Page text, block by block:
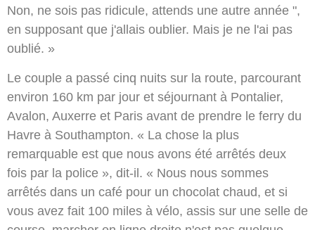
Non, ne sois pas ridicule, attends une autre année ",
en supposant que j'allais oublier. Mais je ne l'ai pas
oublié. »
Le couple a passé cinq nuits sur la route, parcourant
environ 160 km par jour et séjournant à Pontalier,
Avalon, Auxerre et Paris avant de prendre le ferry du
Havre à Southampton. « La chose la plus
remarquable est que nous avons été arrêtés deux
fois par la police », dit-il. « Nous nous sommes
arrêtés dans un café pour un chocolat chaud, et si
vous avez fait 100 miles à vélo, assis sur une selle de